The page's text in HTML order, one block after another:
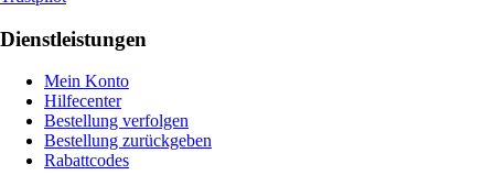
Dienstleistungen
Mein Konto
Hilfecenter
Bestellung verfolgen
Bestellung zurückgeben
Rabattcodes